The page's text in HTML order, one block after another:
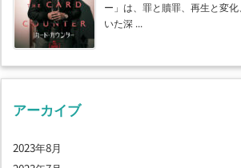
ー」は、罪と贖罪、再生と変
いた深 ...
アーカイブ
2023年8月